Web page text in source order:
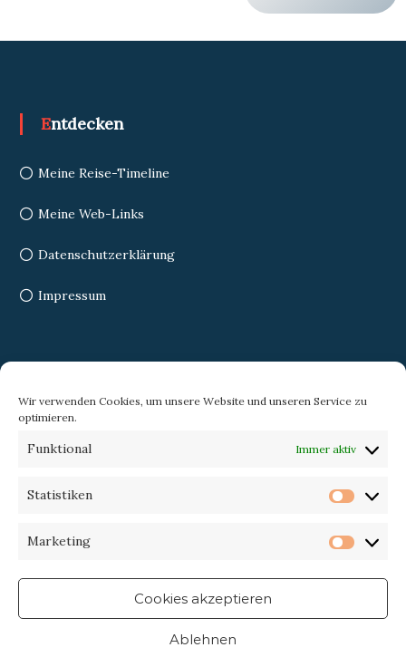
Wir verwenden Cookies, um unsere Website und unseren Service zu
optimieren.
Funktional Immer aktiv
Statistiken
Marketing
Cookies akzeptieren
Ablehnen
Entdecken
Meine Reise-Timeline
Meine Web-Links
Datenschutzerklärung
Impressum
Search
for: